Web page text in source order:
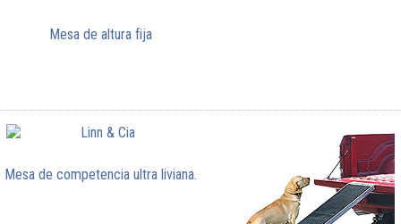
Mesa de altura fija
Mesa de competencia ultra liviana.